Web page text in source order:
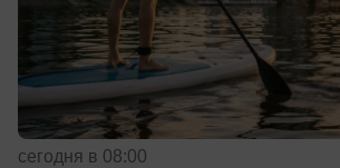
сегодня в 08:00